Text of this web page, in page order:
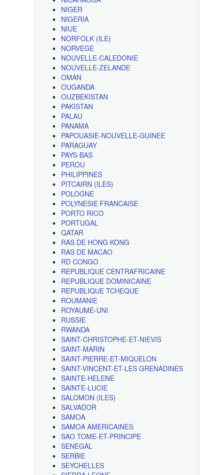
NIGER
NIGERIA
NIUE
NORFOLK (ILE)
NORVEGE
NOUVELLE-CALEDONIE
NOUVELLE-ZELANDE
OMAN
OUGANDA
OUZBEKISTAN
PAKISTAN
PALAU
PANAMA
PAPOUASIE-NOUVELLE-GUINEE
PARAGUAY
PAYS-BAS
PEROU
PHILIPPINES
PITCAIRN (ILES)
POLOGNE
POLYNESIE FRANCAISE
PORTO RICO
PORTUGAL
QATAR
RAS DE HONG KONG
RAS DE MACAO
RD CONGO
REPUBLIQUE CENTRAFRICAINE
REPUBLIQUE DOMINICAINE
REPUBLIQUE TCHEQUE
ROUMANIE
ROYAUME-UNI
RUSSIE
RWANDA
SAINT-CHRISTOPHE-ET-NIEVIS
SAINT-MARIN
SAINT-PIERRE-ET-MIQUELON
SAINT-VINCENT-ET-LES GRENADINES
SAINTE-HELENE
SAINTE-LUCIE
SALOMON (ILES)
SALVADOR
SAMOA
SAMOA AMERICAINES
SAO TOME-ET-PRINCIPE
SENEGAL
SERBIE
SEYCHELLES